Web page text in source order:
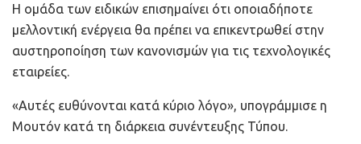
Η ομάδα των ειδικών επισημαίνει ότι οποιαδήποτε
μελλοντική ενέργεια θα πρέπει να επικεντρωθεί στην
αυστηροποίηση των κανονισμών για τις τεχνολογικές
εταιρείες.
«Αυτές ευθύνονται κατά κύριο λόγο», υπογράμμισε η
Μουτόν κατά τη διάρκεια συνέντευξης Τύπου.